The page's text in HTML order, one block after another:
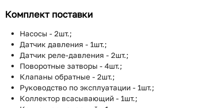
Комплект поставки
Насосы - 2шт.;
Датчик давления - 1шт.;
Датчик реле-давления - 2шт.;
Поворотные затворы - 4шт.;
Клапаны обратные - 2шт.;
Руководство по эксплуатации - 1шт.;
Коллектор всасывающий - 1шт.;